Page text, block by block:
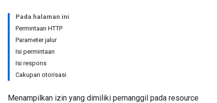
Pada halaman ini
Permintaan HTTP
Parameter jalur
Isi permintaan
Isi respons
Cakupan otorisasi
Menampilkan izin yang dimiliki pemanggil pada resource